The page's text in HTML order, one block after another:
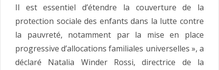
Il est essentiel d’étendre la couverture de la
protection sociale des enfants dans la lutte contre
la pauvreté, notamment par la mise en place
progressive d’allocations familiales universelles », a
déclaré Natalia Winder Rossi, directrice de la